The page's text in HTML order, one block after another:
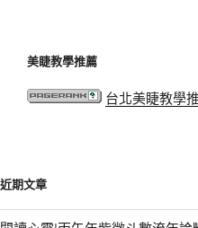
美睫教學推薦
台北美睫教學
近期文章